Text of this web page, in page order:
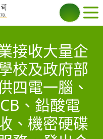
接收大量企
校及政府部
四電一腦、
、鉛酸電
、機密硬碟